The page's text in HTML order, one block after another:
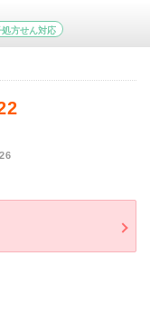
処方せん対応
26